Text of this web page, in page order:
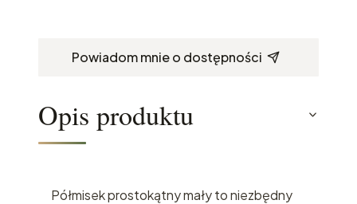
Powiadom mnie o dostępności
Opis produktu
Półmisek prostokątny mały to niezbędny